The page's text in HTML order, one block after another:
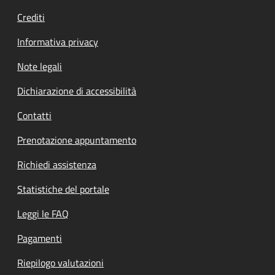
Crediti
Informativa privacy
Note legali
Dichiarazione di accessibilità
Contatti
Prenotazione appuntamento
Richiedi assistenza
Statistiche del portale
Leggi le FAQ
Pagamenti
Riepilogo valutazioni